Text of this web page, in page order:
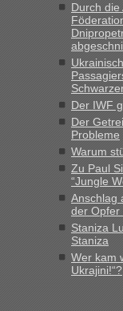
„Am besten wäre
Alleinreisende
Recht,
Anfang des
Verstöße im
aufgedeckt
„Kein Zoll. Du
und du nicht damit
Originalverpackt
keine Probleme
Recht,
gebrauchter
„Hallo Leute, ich
Durch die
Der IWF
Der
Probleme
Warum
Zu Paul
“Jungle
Anschlag
der Opfer
Staniza
Staniza
Wer kam
Ukrajini!“?